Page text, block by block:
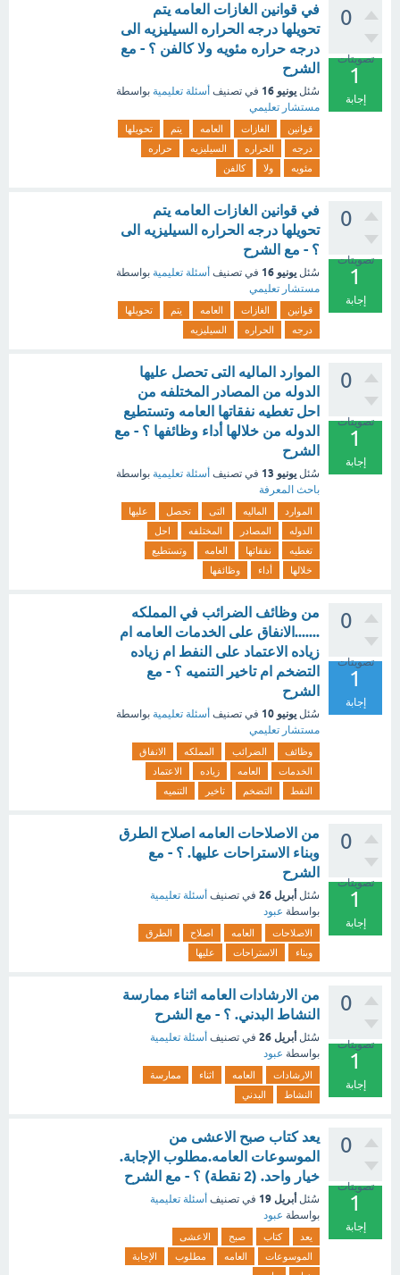
0
تصويتات
1
إجابة
في قوانين الغازات العامه يتم
تحويلها درجه الحراره السيليزيه الى
درجه حراره مئويه ولا كالفن ؟ - مع
الشرح
سُئل يونيو 16 في تصنيف أسئلة تعليمية بواسطة
مستشار تعليمي
قوانين الغازات العامه يتم
تحويلها
درجه
الحراره السيليزيه
حراره
مئويه
ولا كالفن
0
تصويتات
1
إجابة
في قوانين الغازات العامه يتم
تحويلها درجه الحراره السيليزيه الى
؟ - مع الشرح
سُئل يونيو 16 في تصنيف أسئلة تعليمية بواسطة
مستشار تعليمي
قوانين الغازات العامه يتم
تحويلها
درجه
الحراره السيليزيه
0
تصويتات
1
إجابة
الموارد الماليه التى تحصل عليها
الدوله من المصادر المختلفه من
احل تغطيه نفقاتها العامه وتستطيع
الدوله من خلالها أداء وظائفها ؟ - مع
الشرح
سُئل يونيو 13 في تصنيف أسئلة تعليمية بواسطة
باحث المعرفة
الموارد الماليه التى تحصل
عليها
الدوله
المصادر المختلفه
احل
تغطيه
نفقاتها العامه
وتستطيع
خلالها
أداء وظائفها
0
تصويتات
1
إجابة
من وظائف الضرائب في المملكه
.......الانفاق على الخدمات العامه ام
زياده الاعتماد على النفط ام زياده
التضخم ام تاخير التنميه ؟ - مع
الشرح
سُئل يونيو 10 في تصنيف أسئلة تعليمية بواسطة
مستشار تعليمي
وظائف الضرائب المملكه
الانفاق
الخدمات
العامه زياده
الاعتماد
النفط
التضخم تاخير التنميه
0
تصويتات
1
إجابة
من الاصلاحات العامه اصلاح الطرق
وبناء الاستراحات عليها. ؟ - مع
الشرح
سُئل أبريل 26 في تصنيف أسئلة تعليمية
بواسطة عبود
الاصلاحات العامه اصلاح
الطرق
وبناء
الاستراحات عليها
0
تصويتات
1
إجابة
من الارشادات العامه اثناء ممارسة
النشاط البدني. ؟ - مع الشرح
سُئل أبريل 26 في تصنيف أسئلة تعليمية
بواسطة عبود
الارشادات العامه اثناء
ممارسة
النشاط
البدني
0
تصويتات
1
إجابة
يعد كتاب صبح الاعشى من
الموسوعات العامه.مطلوب الإجابة.
خيار واحد. (2 نقطة) ؟ - مع الشرح
سُئل أبريل 19 في تصنيف أسئلة تعليمية
بواسطة عبود
يعد كتاب صبح
الاعشى
الموسوعات
العامه مطلوب
الإجابة